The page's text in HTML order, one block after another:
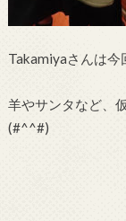
Takamiyaさんは今
羊やサンタなど、
(#^^#)